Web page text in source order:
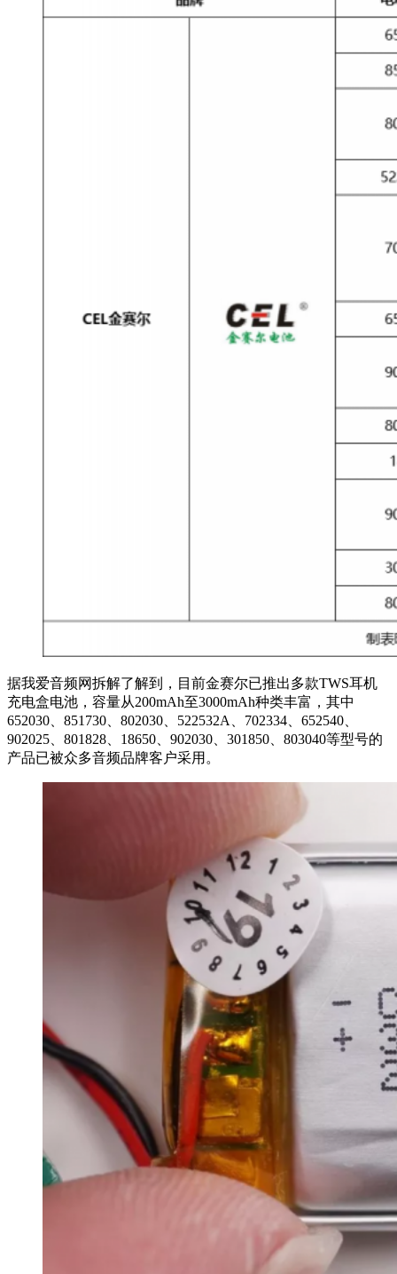
据我爱音频网拆解了解到，目前金赛尔已推出多款TWS耳机
充电盒电池，容量从200mAh至3000mAh种类丰富，其中
652030、851730、802030、522532A、702334、652540、
902025、801828、18650、902030、301850、803040等型号的
产品已被众多音频品牌客户采用。